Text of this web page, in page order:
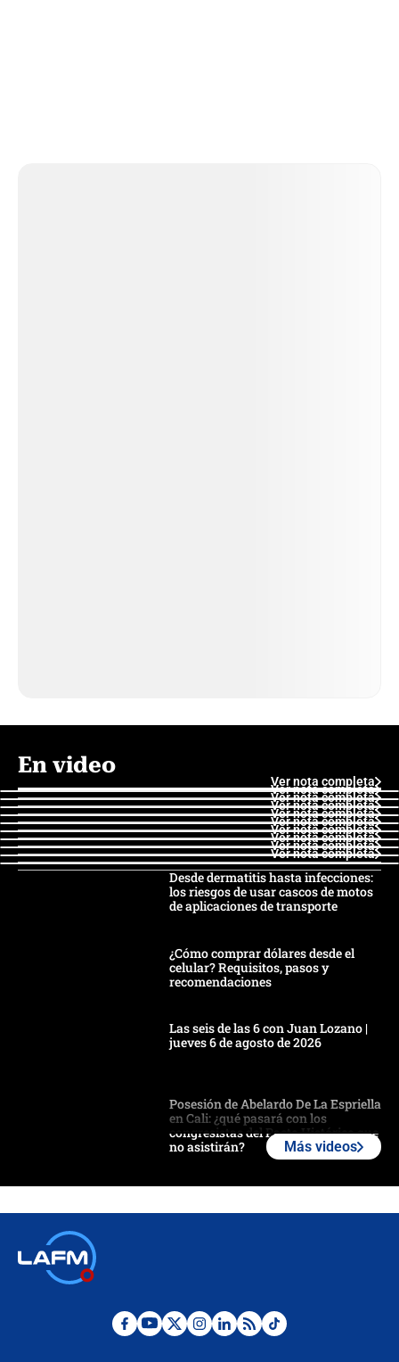
En video
Ver nota completa
Ver nota completa
Ver nota completa
Ver nota completa
Ver nota completa
Ver nota completa
Ver nota completa
Ver nota completa
Ver nota completa
Ver nota completa
Desde dermatitis hasta infecciones:
los riesgos de usar cascos de motos
de aplicaciones de transporte
¿Cómo comprar dólares desde el
celular? Requisitos, pasos y
recomendaciones
Las seis de las 6 con Juan Lozano |
jueves 6 de agosto de 2026
Posesión de Abelardo De La Espriella
en Cali: ¿qué pasará con los
congresistas del Pacto Histórico que
no asistirán?
¿Por qué De la Espriella gobernará
Más videos